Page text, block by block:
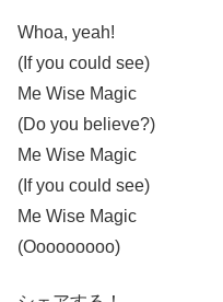
Whoa, yeah!
(If you could see)
Me Wise Magic
(Do you believe?)
Me Wise Magic
(If you could see)
Me Wise Magic
(Ooooooooo)